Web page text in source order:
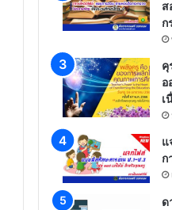
ส
ก
คุ
อ
เ
แ
ก
ด